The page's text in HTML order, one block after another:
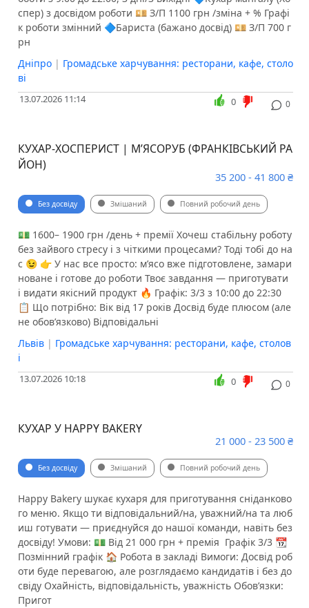
спер) з досвідом роботи 💴 З/П 1100 грн /зміна + % Графі
к роботи змінний 🔷Бариста (бажано досвід) 💴 З/П 700 г
рн
Дніпро | Громадське харчування: ресторани, кафе, столо
ві
13.07.2026 11:14 0
0
КУХАР-ХОСПЕРИСТ | М’ЯСОРУБ (ФРАНКІВСЬКИЙ РА
ЙОН)
35 200 - 41 800 ₴
Без досвіду Змішаний Повний робочий день
💵 1600– 1900 грн /день + премії Хочеш стабільну роботу
без зайвого стресу і з чіткими процесами? Тоді тобі до на
с 😉 👉 У нас все просто: м’ясо вже підготовлене, замари
новане і готове до роботи Твоє завдання — приготувати
і видати якісний продукт 🔥 Графік: 3/3 з 10:00 до 22:30
📋 Що потрібно: Вік від 17 років Досвід буде плюсом (але
не обов’язково) Відповідальні
Львів | Громадське харчування: ресторани, кафе, столов
і
13.07.2026 10:18 0
0
КУХАР У HAPPY BAKERY
21 000 - 23 500 ₴
Без досвіду Змішаний Повний робочий день
Happy Bakery шукає кухаря для приготування сніданково
го меню. Якщо ти відповідальний/на, уважний/на та люб
иш готувати — приєднуйся до нашої команди, навіть без
досвіду! Умови: 💵 Від 21 000 грн + премія ️ Графік 3/3 📆
Позмінний графік 🏠 Робота в закладі Вимоги: Досвід роб
оти буде перевагою, але розглядаємо кандидатів і без до
свіду Охайність, відповідальність, уважність Обов’язки: ️
Пригот